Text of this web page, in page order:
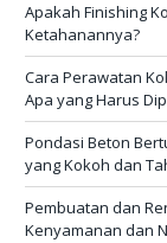
Apakah Finishing
Ketahanannya?
Cara Perawatan
Apa yang Harus
Pondasi Beton
yang Kokoh dan
Pembuatan dan
Kenyamanan dan